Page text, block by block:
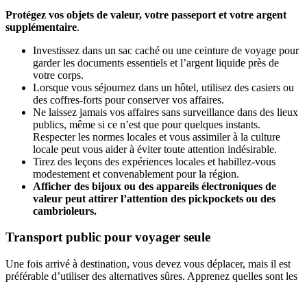
Protégez vos objets de valeur, votre passeport et votre argent
supplémentaire.
Investissez dans un sac caché ou une ceinture de voyage pour
garder les documents essentiels et l’argent liquide près de
votre corps.
Lorsque vous séjournez dans un hôtel, utilisez des casiers ou
des coffres-forts pour conserver vos affaires.
Ne laissez jamais vos affaires sans surveillance dans des lieux
publics, même si ce n’est que pour quelques instants.
Respecter les normes locales et vous assimiler à la culture
locale peut vous aider à éviter toute attention indésirable.
Tirez des leçons des expériences locales et habillez-vous
modestement et convenablement pour la région.
Afficher des bijoux ou des appareils électroniques de
valeur peut attirer l’attention des pickpockets ou des
cambrioleurs.
Transport public pour voyager seule
Une fois arrivé à destination, vous devez vous déplacer, mais il est
préférable d’utiliser des alternatives sûres. Apprenez quelles sont les